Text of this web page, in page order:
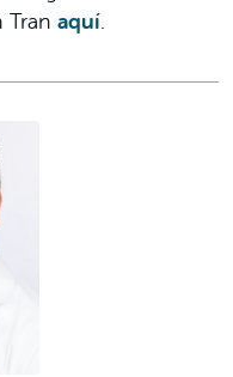
Tran aquí.